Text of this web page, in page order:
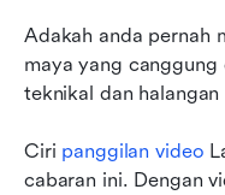
Adakah anda pernah
maya yang
teknikal dan
Ciri panggilan video
cabaran ini. Dengan